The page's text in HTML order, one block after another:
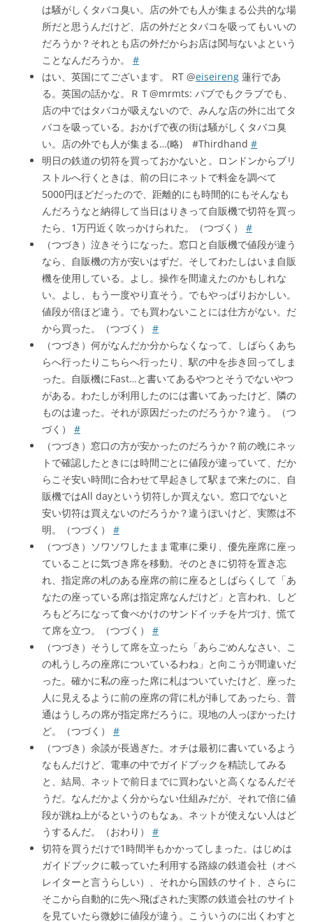
は騒がしくタバコ臭い。店の外でも人が集まる公共的な場
所だと思うんだけど、店の外だとタバコを吸ってもいいの
だろうか？それとも店の外だからお店は関与ないよという
ことなんだろうか。 #
はい、英国にてございます。 RT @eiseireng 蓮行であ
る。英国の話かな。ＲＴ@mrmts: パブでもクラブでも、
店の中ではタバコが吸えないので、みんな店の外に出てタ
バコを吸っている。おかげで夜の街は騒がしくタバコ臭
い。店の外でも人が集まる…(略) #Thirdhand #
明日の鉄道の切符を買っておかないと。ロンドンからブリ
ストルへ行くときは、前の日にネットで料金を調べて
5000円ほどだったので、距離的にも時間的にもそんなも
んだろうなと納得して当日はりきって自販機で切符を買っ
たら、1万円近く吹っかけられた。（つづく） #
（つづき）泣きそうになった。窓口と自販機で値段が違う
なら、自販機の方が安いはずだ。そしてわたしはいま自販
機を使用している。よし。操作を間違えたのかもしれな
い。よし、もう一度やり直そう。でもやっぱりおかしい。
値段が倍ほど違う。でも買わないことには仕方がない。だ
から買った。（つづく） #
（つづき）何がなんだか分からなくなって、しばらくあち
らへ行ったりこちらへ行ったり、駅の中を歩き回ってしま
った。自販機にFast…と書いてあるやつとそうでないやつ
がある。わたしが利用したのには書いてあったけど、隣の
ものは違った。それが原因だったのだろうか？違う。（つ
づく） #
（つづき）窓口の方が安かったのだろうか？前の晩にネッ
トで確認したときには時間ごとに値段が違っていて、だか
らこそ安い時間に合わせて早起きして駅まで来たのに、自
販機ではAll dayという切符しか買えない。窓口でないと
安い切符は買えないのだろうか？違うぽいけど、実際は不
明。（つづく） #
（つづき）ソワソワしたまま電車に乗り、優先座席に座っ
ていることに気づき席を移動。そのときに切符を置き忘
れ、指定席の札のある座席の前に座るとしばらくして「あ
なたの座っている席は指定席なんだけど」と言われ、しど
ろもどろになって食べかけのサンドイッチを片づけ、慌て
て席を立つ。（つづく） #
（つづき）そうして席を立ったら「あらごめんなさい、こ
の札うしろの座席についているわね」と向こうが間違いだ
った。確かに私の座った席に札はついていたけど、座った
人に見えるように前の座席の背に札が挿してあったら、普
通はうしろの席が指定席だろうに。現地の人っぽかったけ
ど。（つづく） #
（つづき）余談が長過ぎた。オチは最初に書いているよう
なもんだけど、電車の中でガイドブックを精読してみる
と、結局、ネットで前日までに買わないと高くなるんだそ
うだ。なんだかよく分からない仕組みだが、それで倍に値
段が跳ね上がるというのもなぁ。ネットが使えない人はど
うするんだ。（おわり） #
切符を買うだけで1時間半もかかってしまった。はじめは
ガイドブックに載っていた利用する路線の鉄道会社（オペ
レイターと言うらしい）、それから国鉄のサイト、さらに
そこから自動的に先へ飛ばされた実際の鉄道会社のサイト
を見ていたら微妙に値段が違う。こういうのに出くわすと